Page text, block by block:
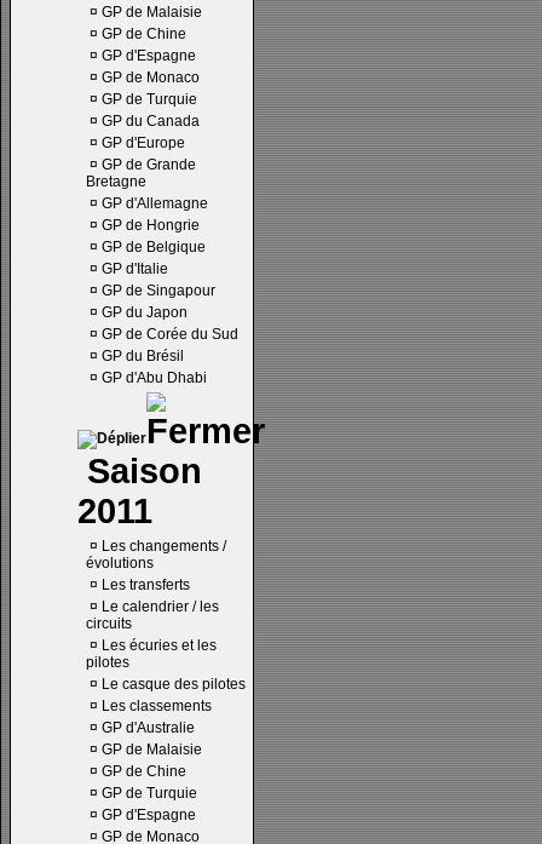
¤ GP de Malaisie
¤ GP de Chine
¤ GP d'Espagne
¤ GP de Monaco
¤ GP de Turquie
¤ GP du Canada
¤ GP d'Europe
¤ GP de Grande
Bretagne
¤ GP d'Allemagne
¤ GP de Hongrie
¤ GP de Belgique
¤ GP d'Italie
¤ GP de Singapour
¤ GP du Japon
¤ GP de Corée du Sud
¤ GP du Brésil
¤ GP d'Abu Dhabi
Saison
2011
¤ Les changements /
évolutions
¤ Les transferts
¤ Le calendrier / les
circuits
¤ Les écuries et les
pilotes
¤ Le casque des pilotes
¤ Les classements
¤ GP d'Australie
¤ GP de Malaisie
¤ GP de Chine
¤ GP de Turquie
¤ GP d'Espagne
¤ GP de Monaco